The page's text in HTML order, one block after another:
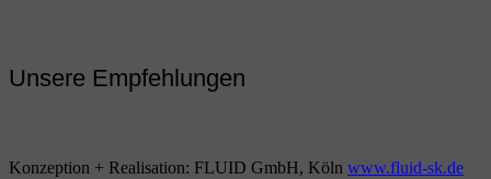
Unsere Empfehlungen
Konzeption + Realisation: FLUID GmbH, Köln www.fluid-sk.de